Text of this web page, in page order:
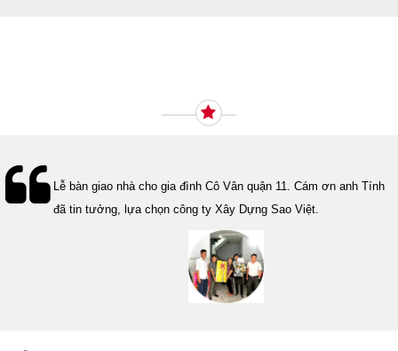
Lễ bàn giao nhà cho gia đình Cô Vân quận 11. Cám ơn anh Tính
đã tin tưởng, lựa chọn công ty Xây Dựng Sao Việt.